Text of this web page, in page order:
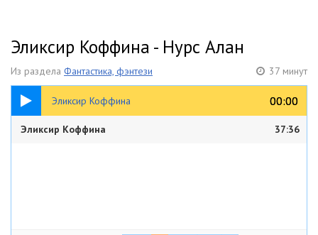
Эликсир Коффина - Нурс Алан
Из раздела Фантастика, фэнтези 37 минут
Эликсир Коффина 00:00
00:00
37:36
Эликсир Коффина 37:36